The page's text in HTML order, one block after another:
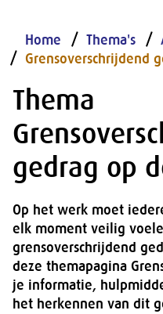
Home Thema's
Grensoverschrijdend
Thema
gedrag op
Op het werk moet
elk moment veilig
grensoverschrijdend
deze themapagina
je informatie,
het herkennen van dit